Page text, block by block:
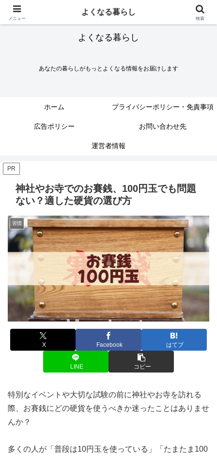
よくなる暮らし
あなたの暮らしがもっとよくなる情報をお届けします
ホーム プライバシーポリシー・免責事項
広告ポリシー お問い合わせ先
運営者情報
PR
神社やお寺でのお賽銭、100円玉でも問題
ない？適した硬貨の選び方
習慣
X Facebook はてブ
LINE コピー
特別なイベントや大切な試験の前に神社やお寺を訪れる
際、お賽銭にどの硬貨を使うべきか迷ったことはありませ
んか？
多くの人が「普段は10円玉を使っている」「たまたま100
メニュー
よくなる暮らし
検索